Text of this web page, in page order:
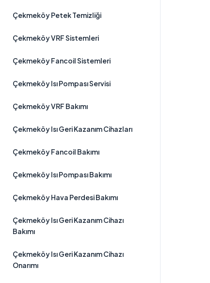
Çekmeköy Petek Temizliği
Çekmeköy VRF Sistemleri
Çekmeköy Fancoil Sistemleri
Çekmeköy Isı Pompası Servisi
Çekmeköy VRF Bakımı
Çekmeköy Isı Geri Kazanım Cihazları
Çekmeköy Fancoil Bakımı
Çekmeköy Isı Pompası Bakımı
Çekmeköy Hava Perdesi Bakımı
Çekmeköy Isı Geri Kazanım Cihazı
Bakımı
Çekmeköy Isı Geri Kazanım Cihazı
Onarımı